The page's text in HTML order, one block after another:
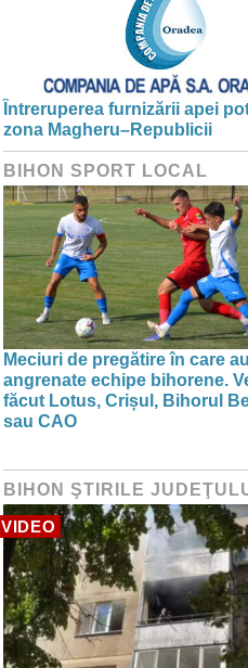
Întreruperea furnizării apei
zona Magheru–Republicii
BIHON SPORT LOCAL
Meciuri de pregătire în care
angrenate echipe bihorene.
făcut Lotus, Crișul, Bihorul
sau CAO
BIHON ŞTIRILE
VIDEO